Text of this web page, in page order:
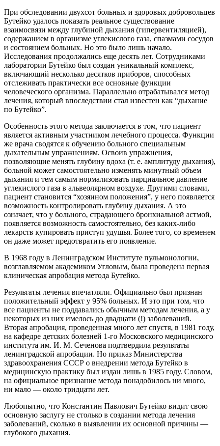
При обследовании двухсот больных и здоровых добровольцев
Бутейко удалось показать реальное существование
взаимосвязи между глубиной дыхания (гипервентиляцией),
содержанием в организме углекислого газа, спазмами сосудов
и состоянием больных. Но это было лишь начало.
Исследования продолжались еще десять лет. Сотрудниками
лаборатории Бутейко был создан уникальный комплекс,
включающий несколько десятков приборов, способных
отслеживать практически все основные функции
человеческого организма. Параллельно отрабатывался метод
лечения, который впоследствии стал известен как “дыхание
по Бутейко”.
Особенность этого метода заключается в том, что пациент
является активным участником лечебного процесса. Функции
же врача сводятся к обучению больного специальным
дыхательным упражнениям. Освоив упражнения,
позволяющие менять глубину вдоха (т. е. амплитуду дыхания),
больной может самостоятельно изменять минутный объем
дыхания и тем самым нормализовать парциальное давление
углекислого газа в альвеолярном воздухе. Другими словами,
пациент становится “хозяином положения”, у него появляется
возможность контролировать глубину дыхания. А это
означает, что у больного, страдающего бронхиальной астмой,
появляется возможность самостоятельно, без каких-либо
лекарств купировать приступ удушья. Более того, со временем
он даже может предотвратить его появление.
В 1968 году в Ленинградском Институте пульмонологии,
возглавляемом академиком Угловым, была проведена первая
клиническая апробация метода Бутейко.
Результаты лечения впечатляли. Официально был признан
положительный эффект у 95% больных. И это при том, что
все пациенты не поддавались обычным методам лечения, а у
некоторых из них имелось до двадцати (!) заболеваний.
Вторая апробация, проведенная много лет спустя, в 1981 году,
на кафедре детских болезней 1-го Московского медицинского
института им. И. М. Сеченова подтвердила результаты
ленинградской апробации. Но приказ Министерства
здравоохранения СССР о внедрении метода Бутейко в
медицинскую практику был издан лишь в 1985 году. Словом,
на официальное признание метода понадобилось ни много,
ни мало — около тридцати лет.
Любопытно, что Константин Павлович Бутейко видит свою
основную заслугу не столько в создании метода лечения
заболеваний, сколько в выявлении их основной причины —
глубокого дыхания.